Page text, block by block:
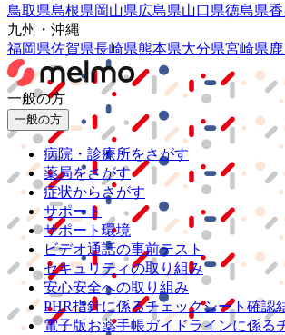
鳥取県島根県岡山県広島県山口県徳島県
九州・沖縄
福岡県佐賀県長崎県熊本県大分県宮崎県
一般の方
一般の方
病院・診療所をさがす
薬局をさがす
症状からさがす
サポート
サポート環境
ビデオ通話の事前テスト
セキュリティの取り組み
安心安全への取り組み
PHR指針に係るチェックシート確認
電子版お薬手帳ガイドラインに係る